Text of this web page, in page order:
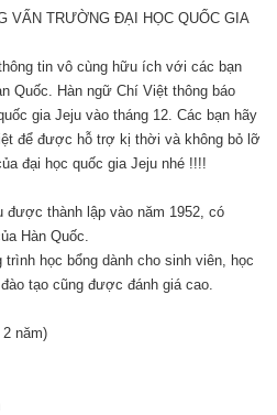
VẤN TRƯỜNG ĐẠI HỌC QUỐC GIA
tin vô cùng hữu ích với các bạn
Quốc. Hàn ngữ Chí Việt thông báo
gia Jeju vào tháng 12. Các bạn hãy
để được hỗ trợ kị thời và không bỏ lỡ
đại học quốc gia Jeju nhé !!!!
thành lập vào năm 1952, có
Hàn Quốc.
học bổng dành cho sinh viên, học
tạo cũng được đánh giá cao.
năm)